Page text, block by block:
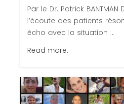
Par le Dr. Patrick
l’écoute des patients
écho avec la situation ...
Read more.